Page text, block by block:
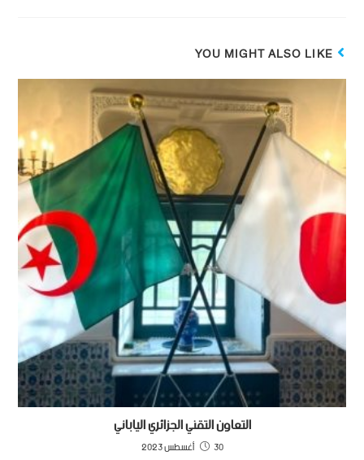
YOU MIGHT ALSO LIKE
التعاون التقني الجزائري الياباني
30 أغسطس 2023